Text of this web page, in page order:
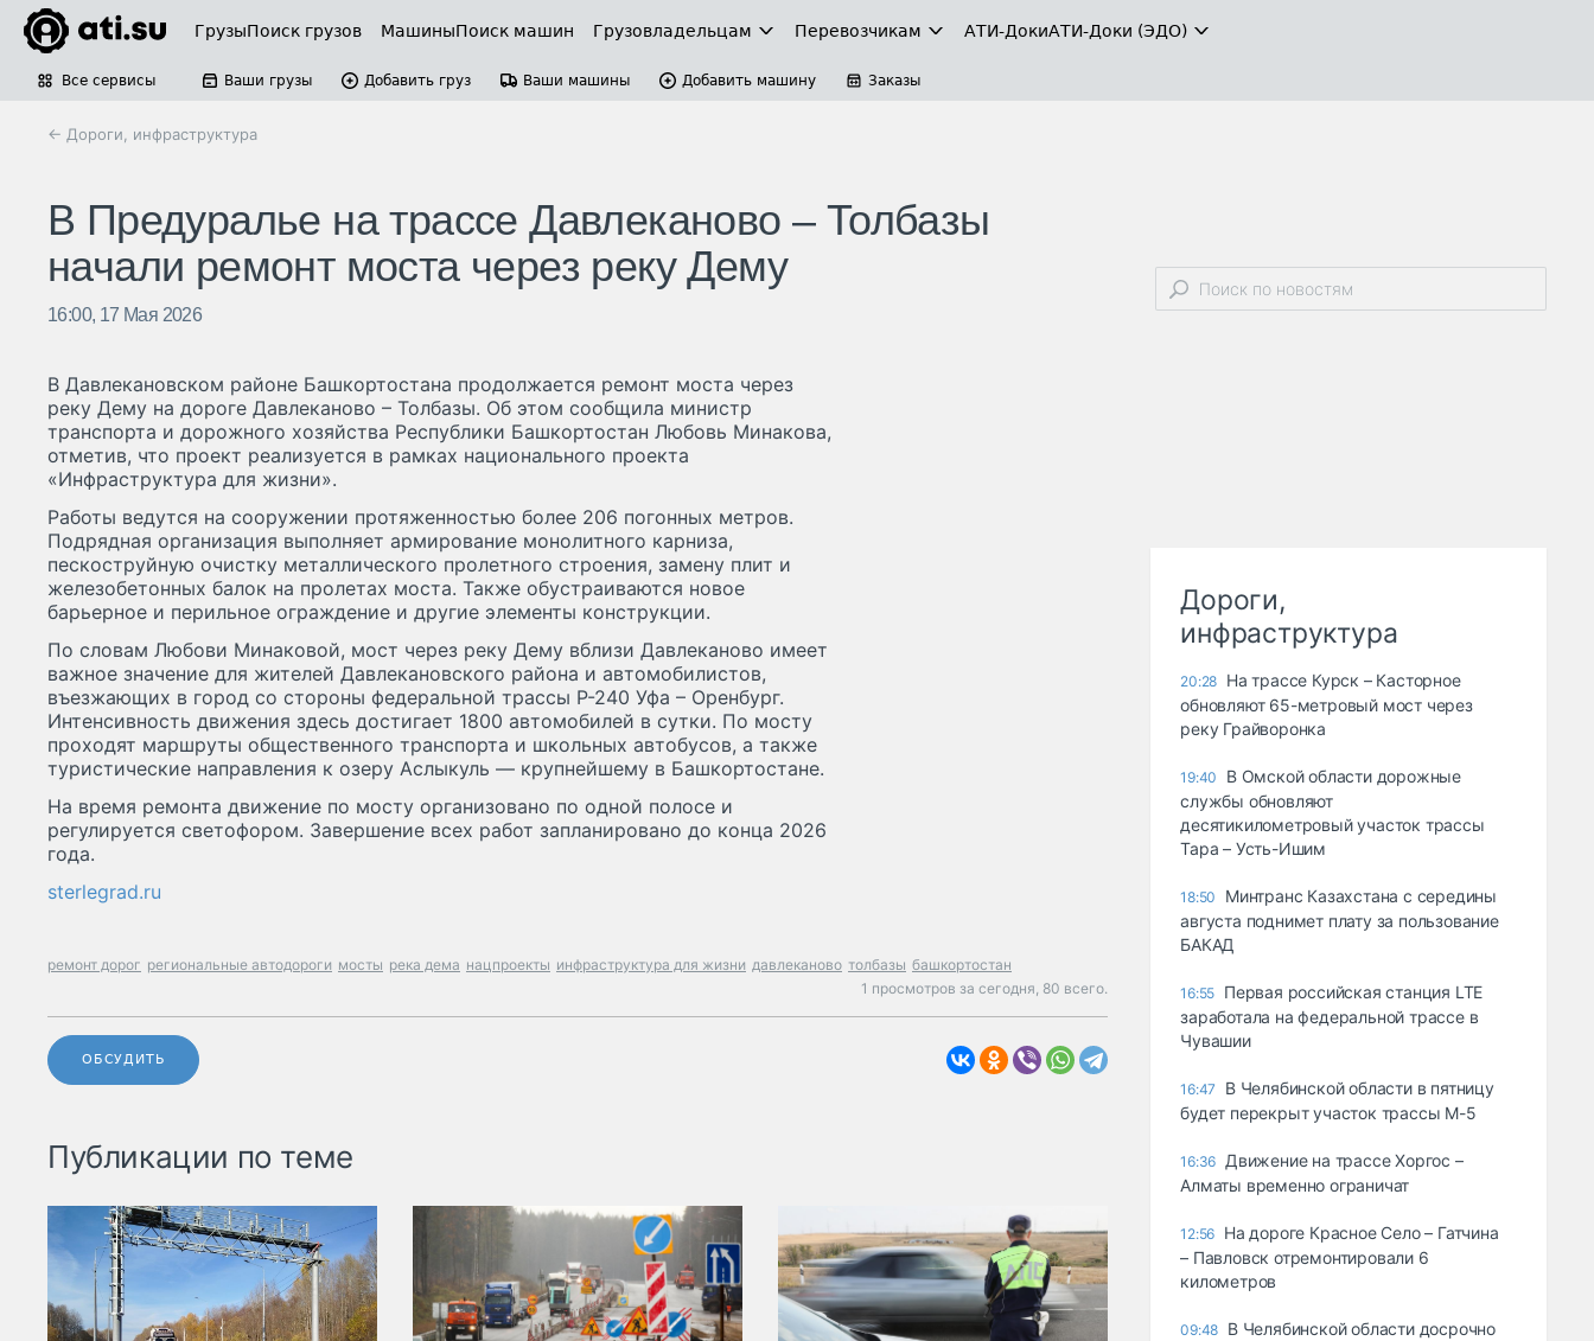
ГрузыПоиск грузов МашиныПоиск машин Грузовладельцам Перевозчикам АТИ-ДокиАТИ-Доки (ЭДО)
Все сервисы Ваши грузы Добавить груз Ваши машины Добавить машину Заказы
← Дороги, инфраструктура
В Предуралье на трассе Давлеканово – Толбазы
начали ремонт моста через реку Дему
16:00, 17 Мая 2026
В Давлекановском районе Башкортостана продолжается ремонт моста через
реку Дему на дороге Давлеканово – Толбазы. Об этом сообщила министр
транспорта и дорожного хозяйства Республики Башкортостан Любовь Минакова,
отметив, что проект реализуется в рамках национального проекта
«Инфраструктура для жизни».
Работы ведутся на сооружении протяженностью более 206 погонных метров.
Подрядная организация выполняет армирование монолитного карниза,
пескоструйную очистку металлического пролетного строения, замену плит и
железобетонных балок на пролетах моста. Также обустраиваются новое
барьерное и перильное ограждение и другие элементы конструкции.
По словам Любови Минаковой, мост через реку Дему вблизи Давлеканово имеет
важное значение для жителей Давлекановского района и автомобилистов,
въезжающих в город со стороны федеральной трассы Р-240 Уфа – Оренбург.
Интенсивность движения здесь достигает 1800 автомобилей в сутки. По мосту
проходят маршруты общественного транспорта и школьных автобусов, а также
туристические направления к озеру Аслыкуль — крупнейшему в Башкортостане.
На время ремонта движение по мосту организовано по одной полосе и
регулируется светофором. Завершение всех работ запланировано до конца 2026
года.
sterlegrad.ru
ремонт дорог региональные автодороги мосты река дема нацпроекты инфраструктура для жизни давлеканово толбазы башкортостан
1 просмотров за сегодня, 80 всего.
ОБСУДИТЬ
Публикации по теме
Дороги,
инфраструктура
20:28 На трассе Курск – Касторное
обновляют 65-метровый мост через
реку Грайворонка
19:40
В Омской области дорожные
службы обновляют
десятикилометровый участок трассы
Тара – Усть-Ишим
18:50
Минтранс Казахстана с середины
августа поднимет плату за пользование
БАКАД
16:55 Первая российская станция LTE
заработала на федеральной трассе в
Чувашии
16:47
В Челябинской области в пятницу
будет перекрыт участок трассы М-5
16:36 Движение на трассе Хоргос –
Алматы временно ограничат
12:56 На дороге Красное Село – Гатчина
– Павловск отремонтировали 6
километров
09:48 В Челябинской области досрочно